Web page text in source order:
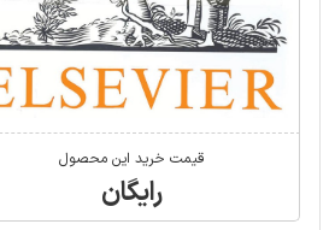
قیمت خرید این محصول
رایگان